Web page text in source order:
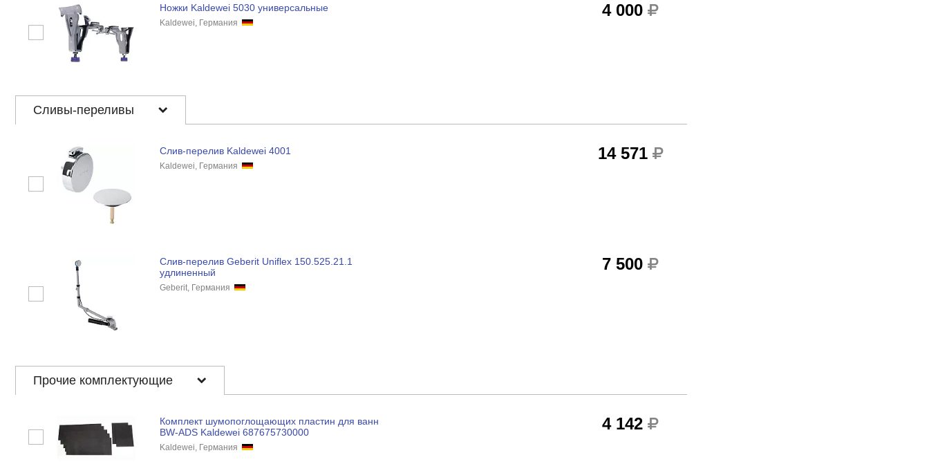
Ножки Kaldewei 5030 универсальные
Kaldewei, Германия
4 000
Сливы-переливы
Слив-перелив Kaldewei 4001
Kaldewei, Германия
14 571
Слив-перелив Geberit Uniflex 150.525.21.1
удлиненный
Geberit, Германия
7 500
Прочие комплектующие
Комплект шумопоглощающих пластин для ванн
BW-ADS Kaldewei 687675730000
Kaldewei, Германия
4 142